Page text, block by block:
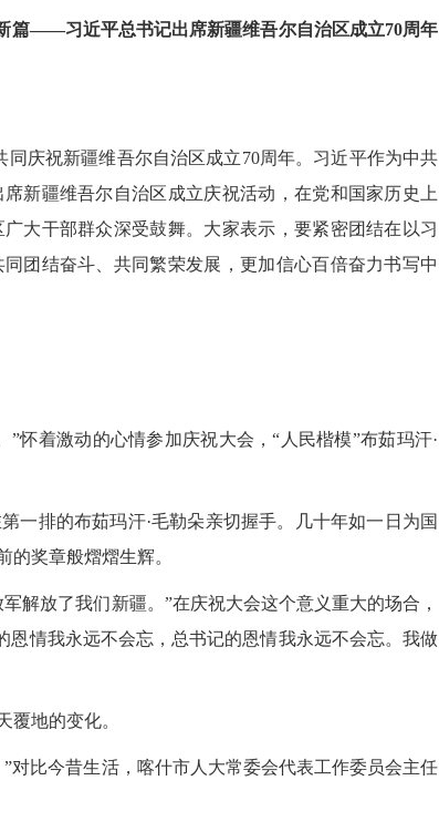
篇——习近平总书记出席新疆维吾尔自治区成立70周年
庆祝新疆维吾尔自治区成立70周年。习近平作为中共
新疆维吾尔自治区成立庆祝活动，在党和国家历史上
大干部群众深受鼓舞。大家表示，要紧密团结在以习
团结奋斗、共同繁荣发展，更加信心百倍奋力书写中
着激动的心情参加庆祝大会，“人民楷模”布茹玛汗·
排的布茹玛汗·毛勒朵亲切握手。几十年如一日为国
的奖章般熠熠生辉。
放了我们新疆。”在庆祝大会这个意义重大的场合，
恩情我永远不会忘，总书记的恩情我永远不会忘。我做
地的变化。
比今昔生活，喀什市人大常委会代表工作委员会主任
20260807